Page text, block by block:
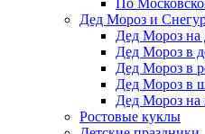
По
Дед Мороз и
Дед Мороз на
Дед Мороз в
Дед Мороз в
Дед Мороз в
Дед Мороз на
Ростовые куклы